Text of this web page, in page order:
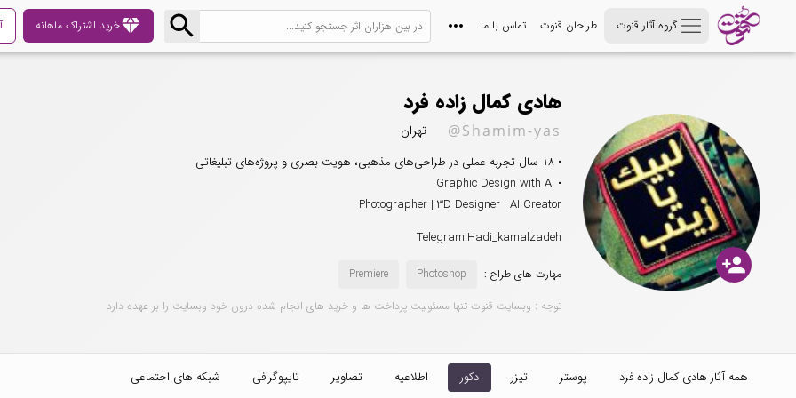
گروه آثار قنوت طراحان قنوت تماس با ما diamondخرید اشتراک ماهانه
person_add
هادی کمال زاده فرد
@Shamim-yas تهران
• 18 سال تجربه عملی در طراحی‌های مذهبی، هویت بصری و پروژه‌های تبلیغاتی
• Graphic Design with AI
Photographer | 3D Designer | AI Creator
Telegram:Hadi_kamalzadeh
مهارت های طراح : Photoshop
Premiere
توجه : وبسایت قنوت تنها مسئولیت پرداخت ها و خرید های انجام شده درون خود وبسایت را بر عهده دارد
همه آثار هادی کمال زاده فرد پوستر تیزر دکور اطلاعیه تصاویر تایپوگرافی شبکه های اجتماعی